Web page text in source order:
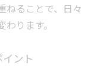
ねることで、日々
ります。
ント